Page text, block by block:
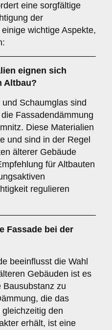
eine sorgfältige
der
wichtige Aspekte,
eignen sich
Altbau?
Schaumglas sind
Fassadendämmung
Diese Materialien
und sind in der Regel
älterer Gebäude
für Altbauten
regulieren
Fassade bei der
beeinflusst die Wahl
Gebäuden ist es
Bausubstanz zu
die das
den
erhält, ist eine